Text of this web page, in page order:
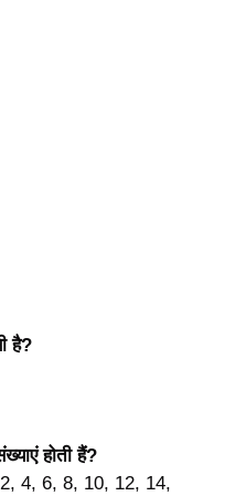
है?
होती हैं?
4, 6, 8, 10, 12, 14,